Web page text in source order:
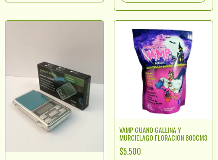
VAMP GUANO GALLINA Y
MURCIELAGO FLORACION 800CM3
$5.500